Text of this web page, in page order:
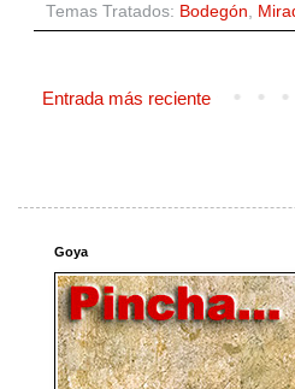
Temas Tratados: Bodegón
Entrada más reciente
Goya